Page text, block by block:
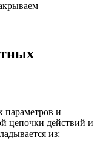
параметров и
цепочки действий и
из: